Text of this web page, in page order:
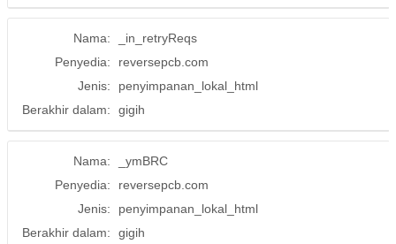
Nama:
_in_retryReqs
Penyedia:
reversepcb.com
Jenis:
penyimpanan_lokal_html
Berakhir dalam:
gigih
Nama:
_ymBRC
Penyedia:
reversepcb.com
Jenis:
penyimpanan_lokal_html
Berakhir dalam:
gigih